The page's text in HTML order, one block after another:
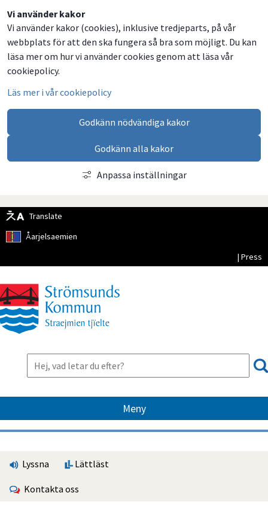
Vi använder kakor
Vi använder kakor (cookies), inklusive tredjeparts, på vår
webbplats för att den ska fungera så bra som möjligt. Du kan
läsa mer om hur vi använder cookies genom att läsa vår
cookiepolicy.
Läs mer i vår cookiepolicy
Godkänn nödvändiga kakor
Godkänn alla kakor
Anpassa inställningar
Translate
Åarjelsaemien
| Press
Meny
Lyssna Lättläst
Kontakta oss
Dela
på
Facebook
Dela
på
Twitter
Dela
på
LinkedIn
Dela
via
email